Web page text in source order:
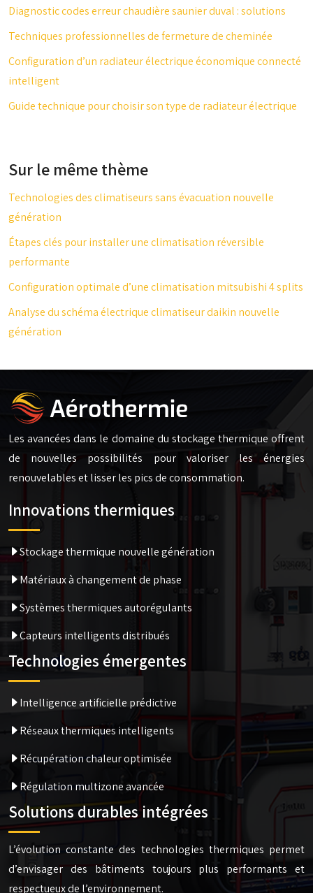
Diagnostic codes erreur chaudière saunier duval : solutions
Techniques professionnelles de fermeture de cheminée
Configuration d’un radiateur électrique économique connecté
intelligent
Guide technique pour choisir son type de radiateur électrique
Sur le même thème
Technologies des climatiseurs sans évacuation nouvelle
génération
Étapes clés pour installer une climatisation réversible
performante
Configuration optimale d’une climatisation mitsubishi 4 splits
Analyse du schéma électrique climatiseur daikin nouvelle
génération
Les avancées dans le domaine du stockage thermique offrent
de nouvelles possibilités pour valoriser les énergies
renouvelables et lisser les pics de consommation.
Innovations thermiques
Stockage thermique nouvelle génération
Matériaux à changement de phase
Systèmes thermiques autorégulants
Capteurs intelligents distribués
Technologies émergentes
Intelligence artificielle prédictive
Réseaux thermiques intelligents
Récupération chaleur optimisée
Régulation multizone avancée
Solutions durables intégrées
L’évolution constante des technologies thermiques permet
d’envisager des bâtiments toujours plus performants et
respectueux de l’environnement.